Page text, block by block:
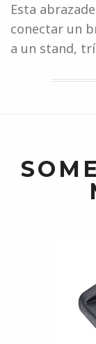
Esta
conectar un
a un stand,